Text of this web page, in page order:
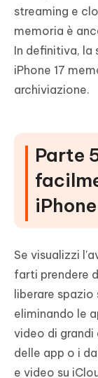
streaming e
memoria è
In definitiva, la
iPhone 17
archiviazione.
Parte
Se visualizzi
farti prendere
liberare
eliminando le
video di
delle app o i
e video su